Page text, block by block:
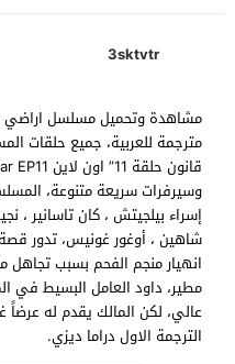
3sktvtr
مترجمة للعربية، جميع حلقات
وسيرفرات سريعة متنوعة،
إسراء بيلجيتش ، كان تاسانير ،
شاهين ، أوغور غونيس، تدور
انهيار منجم الفحم بسبب تجاهل
مطير، داود العامل البسيط في
عالي، لكن المالك يقدم له
الترجمة الاول دراما ديزي.